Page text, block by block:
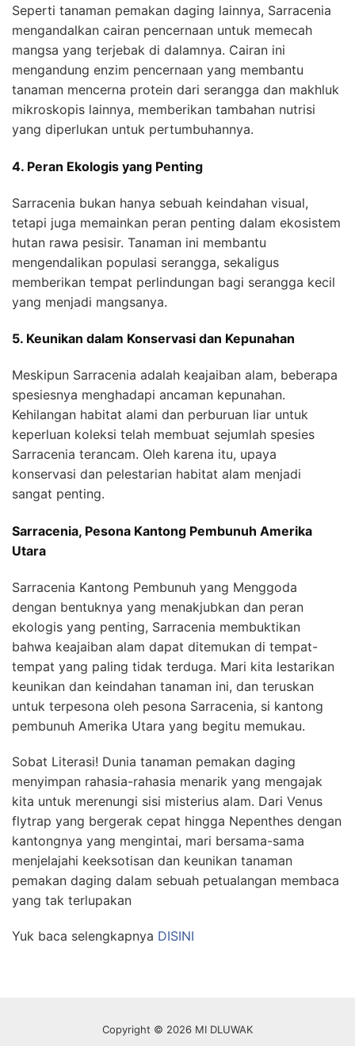
Seperti tanaman pemakan daging lainnya, Sarracenia
mengandalkan cairan pencernaan untuk memecah
mangsa yang terjebak di dalamnya. Cairan ini
mengandung enzim pencernaan yang membantu
tanaman mencerna protein dari serangga dan makhluk
mikroskopis lainnya, memberikan tambahan nutrisi
yang diperlukan untuk pertumbuhannya.
4. Peran Ekologis yang Penting
Sarracenia bukan hanya sebuah keindahan visual,
tetapi juga memainkan peran penting dalam ekosistem
hutan rawa pesisir. Tanaman ini membantu
mengendalikan populasi serangga, sekaligus
memberikan tempat perlindungan bagi serangga kecil
yang menjadi mangsanya.
5. Keunikan dalam Konservasi dan Kepunahan
Meskipun Sarracenia adalah keajaiban alam, beberapa
spesiesnya menghadapi ancaman kepunahan.
Kehilangan habitat alami dan perburuan liar untuk
keperluan koleksi telah membuat sejumlah spesies
Sarracenia terancam. Oleh karena itu, upaya
konservasi dan pelestarian habitat alam menjadi
sangat penting.
Sarracenia, Pesona Kantong Pembunuh Amerika
Utara
Sarracenia Kantong Pembunuh yang Menggoda
dengan bentuknya yang menakjubkan dan peran
ekologis yang penting, Sarracenia membuktikan
bahwa keajaiban alam dapat ditemukan di tempat-
tempat yang paling tidak terduga. Mari kita lestarikan
keunikan dan keindahan tanaman ini, dan teruskan
untuk terpesona oleh pesona Sarracenia, si kantong
pembunuh Amerika Utara yang begitu memukau.
Sobat Literasi! Dunia tanaman pemakan daging
menyimpan rahasia-rahasia menarik yang mengajak
kita untuk merenungi sisi misterius alam. Dari Venus
flytrap yang bergerak cepat hingga Nepenthes dengan
kantongnya yang mengintai, mari bersama-sama
menjelajahi keeksotisan dan keunikan tanaman
pemakan daging dalam sebuah petualangan membaca
yang tak terlupakan
Yuk baca selengkapnya DISINI
Copyright © 2026 MI DLUWAK